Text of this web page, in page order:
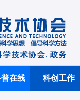
普在线 科创工作